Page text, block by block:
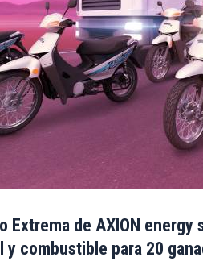
Extrema de AXION
y combustible para 20